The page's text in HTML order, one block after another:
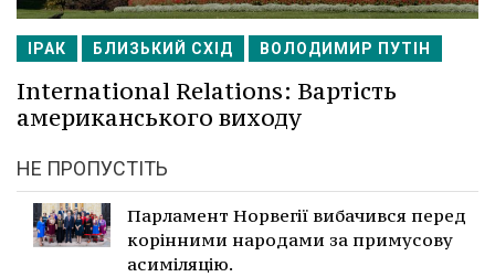
ІРАК БЛИЗЬКИЙ СХІД ВОЛОДИМИР ПУТІН
International Relations: Вартість
американського виходу
НЕ ПРОПУСТІТЬ
Парламент Норвегії вибачився перед
корінними народами за примусову
асиміляцію.